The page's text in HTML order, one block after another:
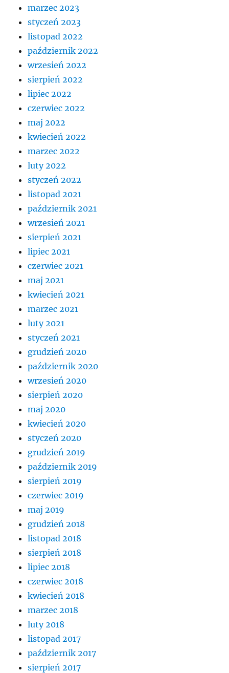
marzec 2023
styczeń 2023
listopad 2022
październik 2022
wrzesień 2022
sierpień 2022
lipiec 2022
czerwiec 2022
maj 2022
kwiecień 2022
marzec 2022
luty 2022
styczeń 2022
listopad 2021
październik 2021
wrzesień 2021
sierpień 2021
lipiec 2021
czerwiec 2021
maj 2021
kwiecień 2021
marzec 2021
luty 2021
styczeń 2021
grudzień 2020
październik 2020
wrzesień 2020
sierpień 2020
maj 2020
kwiecień 2020
styczeń 2020
grudzień 2019
październik 2019
sierpień 2019
czerwiec 2019
maj 2019
grudzień 2018
listopad 2018
sierpień 2018
lipiec 2018
czerwiec 2018
kwiecień 2018
marzec 2018
luty 2018
listopad 2017
październik 2017
sierpień 2017